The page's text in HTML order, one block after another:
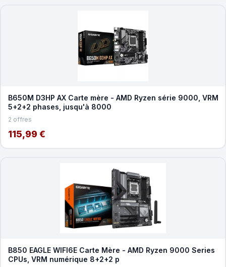
B650M D3HP AX Carte mère - AMD Ryzen série 9000, VRM
5+2+2 phases, jusqu'à 8000
2 offres
115,99 €
B850 EAGLE WIFI6E Carte Mère - AMD Ryzen 9000 Series
CPUs, VRM numérique 8+2+2 p